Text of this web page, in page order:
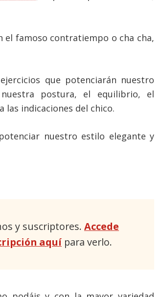
el famoso contratiempo o cha cha,
que potenciarán nuestro
postura, el equilibrio, el
las indicaciones del chico.
nuestro estilo elegante y
y suscriptores. Accede
aquí para verlo.